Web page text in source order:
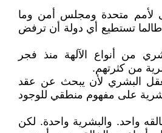
لأمم متحدة ومجلس أمن وما
تستطيع أي دولة أن ترفض
من أنواع الآلهة منذ فجر
من كثرتهم.
العقل البشري لأن يبحث عن عقد
على مفهوم منطقي للوجود
واحد. والبشرية واحدة. لكن